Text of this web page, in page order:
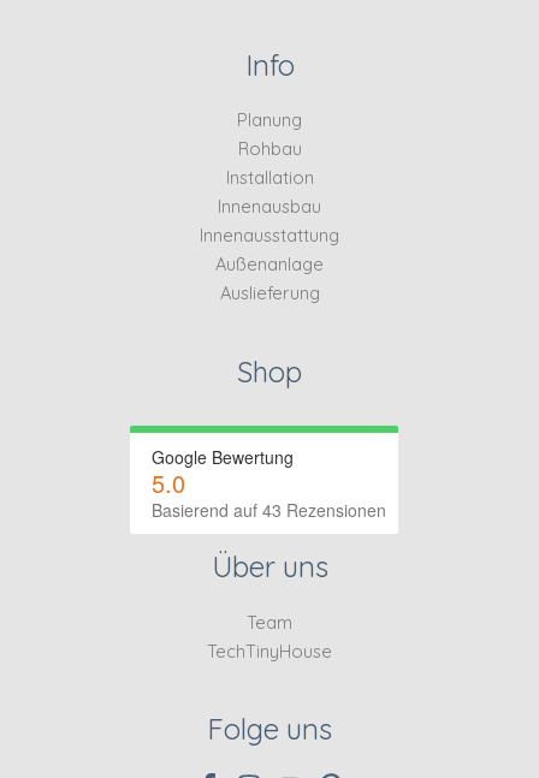
Info
Planung
Rohbau
Installation
Innenausbau
Innenausstattung
Außenanlage
Auslieferung
Shop
Google Bewertung
5.0
Basierend auf 43 Rezensionen
Über uns
Team
TechTinyHouse
Folge uns